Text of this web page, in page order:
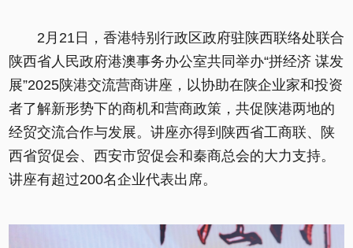
2月21日，香港特别行政区政府驻陕西联络处联合
陕西省人民政府港澳事务办公室共同举办“拼经济 谋发
展”2025陕港交流营商讲座，以协助在陕企业家和投资
者了解新形势下的商机和营商政策，共促陕港两地的
经贸交流合作与发展。讲座亦得到陕西省工商联、陕
西省贸促会、西安市贸促会和秦商总会的大力支持。
讲座有超过200名企业代表出席。